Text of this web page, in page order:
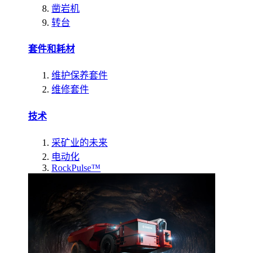
凿岩机
转台
套件和耗材
维护保养套件
维修套件
技术
采矿业的未来
电动化
RockPulse™